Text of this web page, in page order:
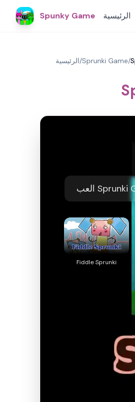
Spunky Game الرئيسية
الرئيسية/Sprunki Game/
Fiddle Sprunki